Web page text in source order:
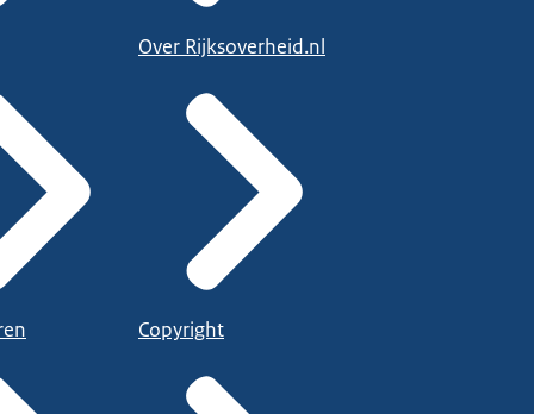
Over Rijksoverheid.nl
Copyright